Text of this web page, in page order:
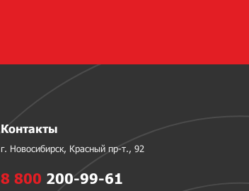
Контакты
г. Новосибирск, Красный пр-т., 92
8 800 200-99-61